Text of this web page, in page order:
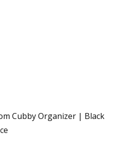
Cubby Organizer | Black